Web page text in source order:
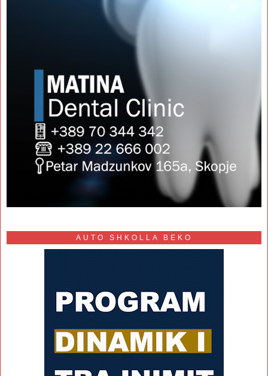
AUTO SHKOLLA BEKO